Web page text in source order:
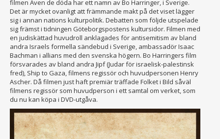
filmen Även de döda har ett namn av Bo Harringer, i Sverige.
Det är mycket ovanligt att främmande makt på det viset lägger
sig i annan nations kulturpolitik. Debatten som följde utspelade
sig främst i tidningen Göteborgspostens kultursidor. Filmen med
en judiskättad huvudroll anklagades för antisemitism av bland
andra Israels formella sändebud i Sverige, ambassadör Isaac
Bachman i allians med den svenska högern. Bo Harringers film
försvarades av bland andra Jipf (Judar för israelisk-palestinsk
fred), Ship to Gaza, filmens regissör och huvudpersonen Henry
Ascher. Då filmen just haft premiär träffade Folket i Bild såväl
filmens regissör som huvudperson i ett samtal om verket, som
du nu kan köpa i DVD-utgåva.